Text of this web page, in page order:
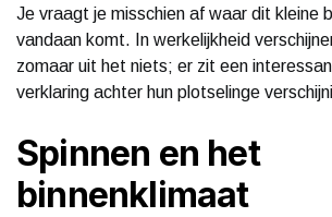
Je vraagt je misschien af waar dit kleine
vandaan komt. In werkelijkheid
zomaar uit het niets; er zit een
verklaring achter hun plotselinge
Spinnen en het
binnenklimaat